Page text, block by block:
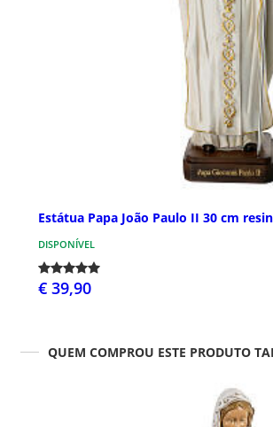
Estátua Papa João Paulo II 30 cm
DISPONÍVEL
€ 39,90
QUEM COMPROU ESTE PRODUTO